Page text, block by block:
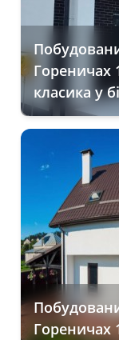
Гореничах
класика у
Гореничах